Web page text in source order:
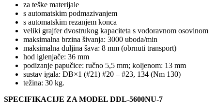
za teške materijale
s automatskim podmazivanjem
s automatskim rezanjem konca
veliki grajfer dvostrukog kapaciteta s vodoravnom osovinom
maksimalna brzina šivanja: 3000 uboda/min
maksimalna duljina šava: 8 mm (obrnuti transport)
hod iglenjače: 36 mm
podizanje papučice: ručno 5,5 mm; koljenom: 13 mm
sustav igala: DB×1 (#21) #20 – #23, 134 (Nm 130)
težina: 30 kg.
SPECIFIKACIJE ZA MODEL DDL-5600NU-7